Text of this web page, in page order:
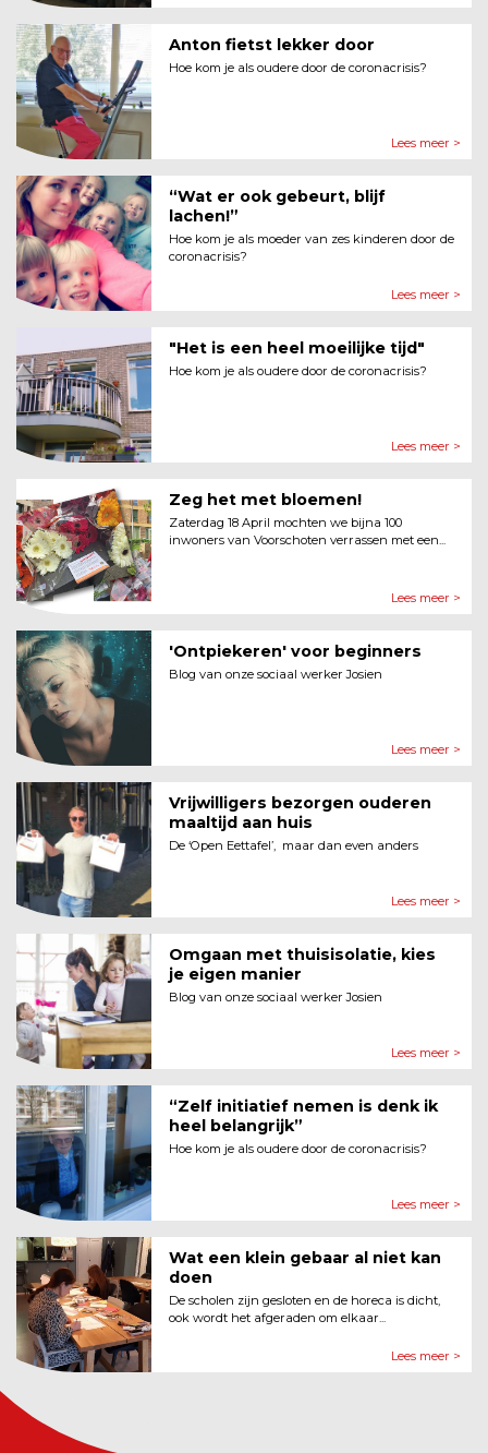
Anton fietst lekker door
Hoe kom je als oudere door de coronacrisis?
Lees meer >
“Wat er ook gebeurt, blijf
lachen!”
Hoe kom je als moeder van zes kinderen door de
coronacrisis?
Lees meer >
"Het is een heel moeilijke tijd"
Hoe kom je als oudere door de coronacrisis?
Lees meer >
Zeg het met bloemen!
Zaterdag 18 April mochten we bijna 100
inwoners van Voorschoten verrassen met een...
Lees meer >
'Ontpiekeren' voor beginners
Blog van onze sociaal werker Josien
Lees meer >
Vrijwilligers bezorgen ouderen
maaltijd aan huis
De ‘Open Eettafel’, maar dan even anders
Lees meer >
Omgaan met thuisisolatie, kies
je eigen manier
Blog van onze sociaal werker Josien
Lees meer >
“Zelf initiatief nemen is denk ik
heel belangrijk”
Hoe kom je als oudere door de coronacrisis?
Lees meer >
Wat een klein gebaar al niet kan
doen
De scholen zijn gesloten en de horeca is dicht,
ook wordt het afgeraden om elkaar...
Lees meer >